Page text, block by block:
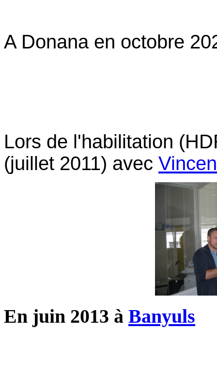
A Donana en octobre
Lors de l'habilitation
(juillet 2011) avec
En juin 2013 à Banyuls